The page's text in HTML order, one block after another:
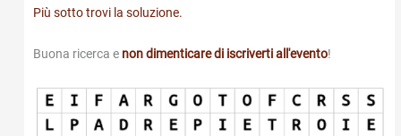
Più sotto trovi la soluzione.
Buona ricerca e non dimenticare di iscriverti all'evento!